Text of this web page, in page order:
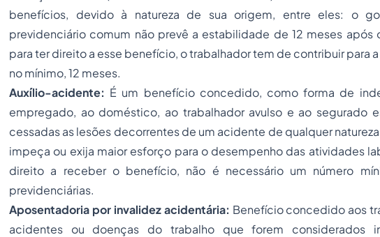
benefícios, devido à natureza de sua origem, entre eles: o
previdenciário comum não prevê a estabilidade de 12 meses após
para ter direito a esse benefício, o trabalhador tem de contribuir para
no mínimo, 12 meses.
Auxílio-acidente: É um benefício concedido, como forma de
empregado, ao doméstico, ao trabalhador avulso e ao segurado
cessadas as lesões decorrentes de um acidente de qualquer
impeça ou exija maior esforço para o desempenho das atividades
direito a receber o benefício, não é necessário um número
previdenciárias.
Aposentadoria por invalidez acidentária: Benefício concedido aos
acidentes ou doenças do trabalho que forem considerados